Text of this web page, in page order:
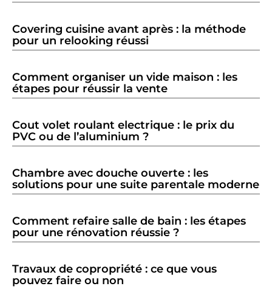
Covering cuisine avant après : la méthode
pour un relooking réussi
Comment organiser un vide maison : les
étapes pour réussir la vente
Cout volet roulant electrique : le prix du
PVC ou de l’aluminium ?
Chambre avec douche ouverte : les
solutions pour une suite parentale moderne
Comment refaire salle de bain : les étapes
pour une rénovation réussie ?
Travaux de copropriété : ce que vous
pouvez faire ou non